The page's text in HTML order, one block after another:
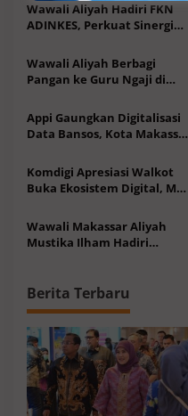
Wawali Aliyah Hadiri FKN
ADINKES, Perkuat Sinergi
Wawali Aliyah Berbagi
Pangan ke Guru Ngaji di
Wahdah Islamiyah
Appi Gaungkan Digitalisasi
Data Bansos, Kota Makassar
Komdigi Apresiasi Walkot
Buka Ekosistem Digital, MCH
Dilaunching
Wawali Makassar Aliyah
Mustika Ilham Hadiri
Berita Terbaru